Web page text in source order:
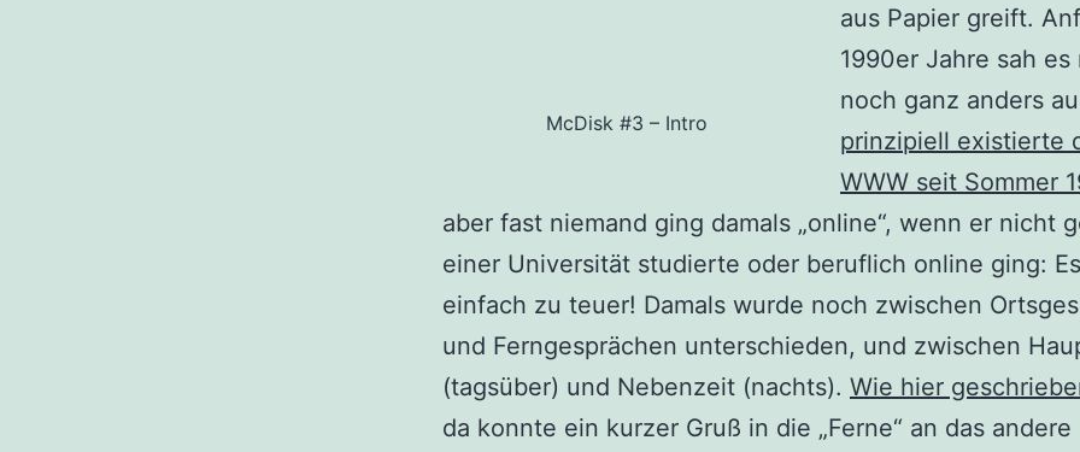
McDisk #3 – Intro
aus Papier greift.
1990er Jahre sah
noch ganz anders
prinzipiell existierte
WWW seit Sommer
aber fast niemand ging damals „online“, wenn er nicht
einer Universität studierte oder beruflich online ging:
einfach zu teuer! Damals wurde noch zwischen
und Ferngesprächen unterschieden, und zwischen
(tagsüber) und Nebenzeit (nachts). Wie hier
da konnte ein kurzer Gruß in die „Ferne“ an das andere